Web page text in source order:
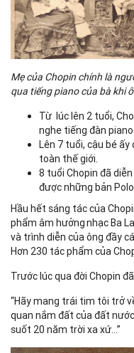
Mẹ của Chopin chính là
qua tiếng piano của bà khi
Từ lúc lên 2 tuổi,
nghe tiếng đàn
Lên 7 tuổi, cậu bé ấy
toàn thế giới.
8 tuổi Chopin đã
được những bản
Hầu hết sáng tác của
phẩm âm hưởng nhạc Ba
và trình diễn của ông đầy
Hơn 230 tác phẩm của
Trước lúc qua đời Chopin
“Hãy mang trái tim tôi trở
quan nắm đất của đất
suốt 20 năm trời xa xứ…”